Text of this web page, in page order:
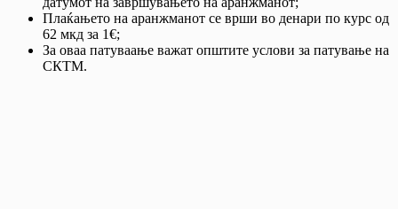
Плаќањето на аранжманот се врши во денари по курс од
62 мкд за 1€;
За оваа патуваање важат општите услови за патување на
СКТМ.